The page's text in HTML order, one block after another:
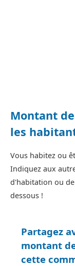
Montant
les
Vous habitez ou
Indiquez aux
d'habitation ou
dessous !
Partagez
montant
cette